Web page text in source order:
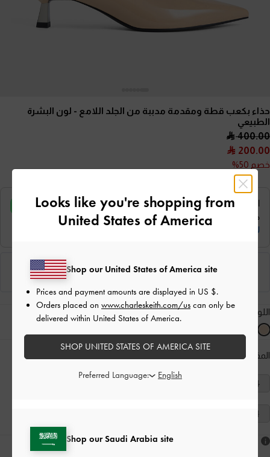
حذاء بكعب قطة ومقدمة مدببة من الجلد اللامع - لون البشرة
الطبيعي
400.00
200.00
خصم 50%
اللون: لون البشرة الطبيعي
المقاس:
34
41
Looks like you're shopping from
United States of America
Shop our Saudi Arabia site
Shop our United States of America site
Prices and payment amounts are displayed in US $.
Orders placed on www.charleskeith.com/us can only be
delivered within United States of America.
SHOP UNITED STATES OF AMERICA SITE
Preferred Language: